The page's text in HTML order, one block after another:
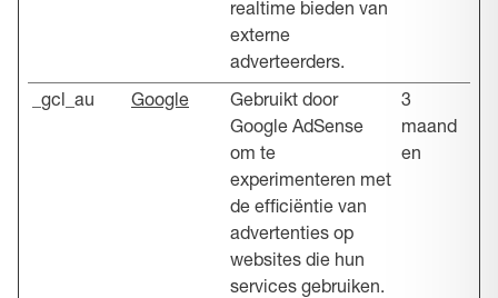
realtime bieden van
externe
adverteerders.
_gcl_au Google
Gebruikt door
Google AdSense
om te
experimenteren met
de efficiëntie van
advertenties op
websites die hun
services gebruiken.
3
maand
en